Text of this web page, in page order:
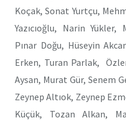
Koçak, Sonat Yurtçu,
Yazıcıoğlu, Narin
Pınar Doğu, Hüseyin
Erken, Turan Parlak,
Aysan, Murat Gür, Senem
Zeynep Altıok, Zeynep
Küçük, Tozan Alkan,